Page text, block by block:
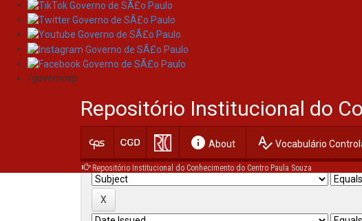
Skip
navigation
/governosp
Repositório Institucional do
info About spellcheck Vocabulário
Repositório Institucional do Conhecimento do Centro Paula Souza
Search
Current filters: